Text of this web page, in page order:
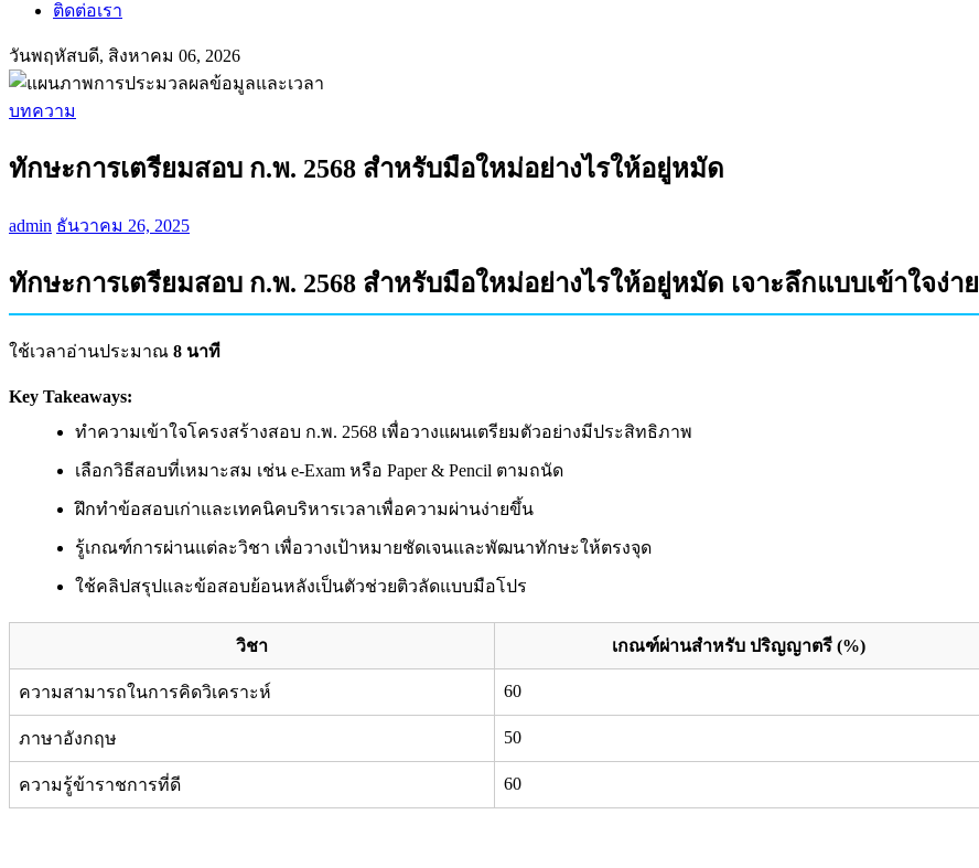
ติดต่อเรา
วันพฤหัสบดี, สิงหาคม 06, 2026
บทความ
ทักษะการเตรียมสอบ ก.พ. 2568 สำหรับมือใหม่อย่างไรให้อยู่หมัด
admin ธันวาคม 26, 2025
ทักษะการเตรียมสอบ ก.พ. 2568 สำหรับมือใหม่อย่างไรให้อยู่หมัด เจาะลึกแบบเข้าใจง่าย
ใช้เวลาอ่านประมาณ 8 นาที
Key Takeaways:
ทำความเข้าใจโครงสร้างสอบ ก.พ. 2568 เพื่อวางแผนเตรียมตัวอย่างมีประสิทธิภาพ
เลือกวิธีสอบที่เหมาะสม เช่น e-Exam หรือ Paper & Pencil ตามถนัด
ฝึกทำข้อสอบเก่าและเทคนิคบริหารเวลาเพื่อความผ่านง่ายขึ้น
รู้เกณฑ์การผ่านแต่ละวิชา เพื่อวางเป้าหมายชัดเจนและพัฒนาทักษะให้ตรงจุด
ใช้คลิปสรุปและข้อสอบย้อนหลังเป็นตัวช่วยติวลัดแบบมือโปร
วิชา เกณฑ์ผ่านสำหรับ ปริญญาตรี (%)
ความสามารถในการคิดวิเคราะห์ 60
ภาษาอังกฤษ 50
ความรู้ข้าราชการที่ดี 60